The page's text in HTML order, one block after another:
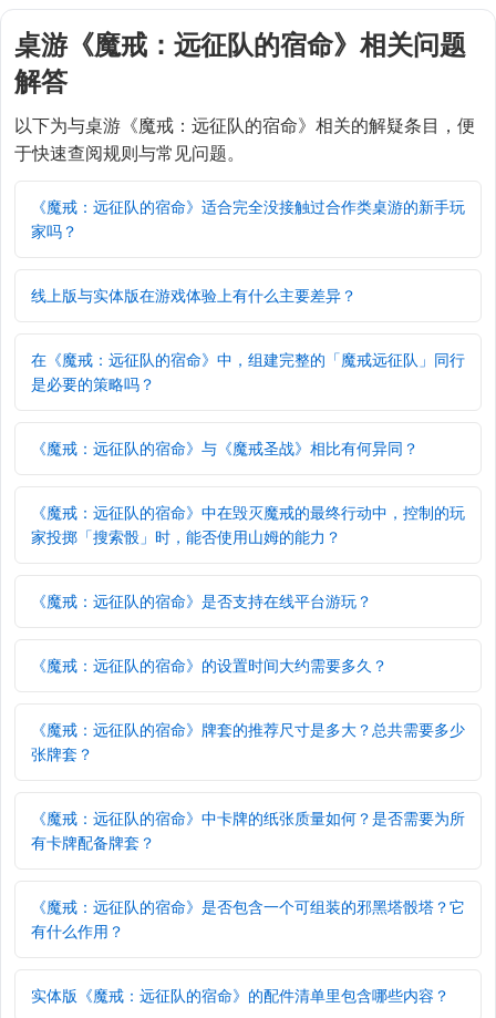
桌游《魔戒：远征队的宿命》相关问题
解答
以下为与桌游《魔戒：远征队的宿命》相关的解疑条目，便
于快速查阅规则与常见问题。
《魔戒：远征队的宿命》适合完全没接触过合作类桌游的新手玩
家吗？
线上版与实体版在游戏体验上有什么主要差异？
在《魔戒：远征队的宿命》中，组建完整的「魔戒远征队」同行
是必要的策略吗？
《魔戒：远征队的宿命》与《魔戒圣战》相比有何异同？
《魔戒：远征队的宿命》中在毁灭魔戒的最终行动中，控制的玩
家投掷「搜索骰」时，能否使用山姆的能力？
《魔戒：远征队的宿命》是否支持在线平台游玩？
《魔戒：远征队的宿命》的设置时间大约需要多久？
《魔戒：远征队的宿命》牌套的推荐尺寸是多大？总共需要多少
张牌套？
《魔戒：远征队的宿命》中卡牌的纸张质量如何？是否需要为所
有卡牌配备牌套？
《魔戒：远征队的宿命》是否包含一个可组装的邪黑塔骰塔？它
有什么作用？
实体版《魔戒：远征队的宿命》的配件清单里包含哪些内容？